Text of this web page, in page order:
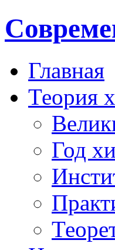
Главная
Теория
Год